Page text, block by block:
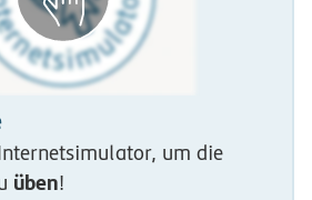
um die
üben!